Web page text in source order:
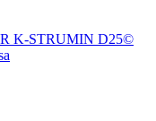
K-STRUMIN D25©